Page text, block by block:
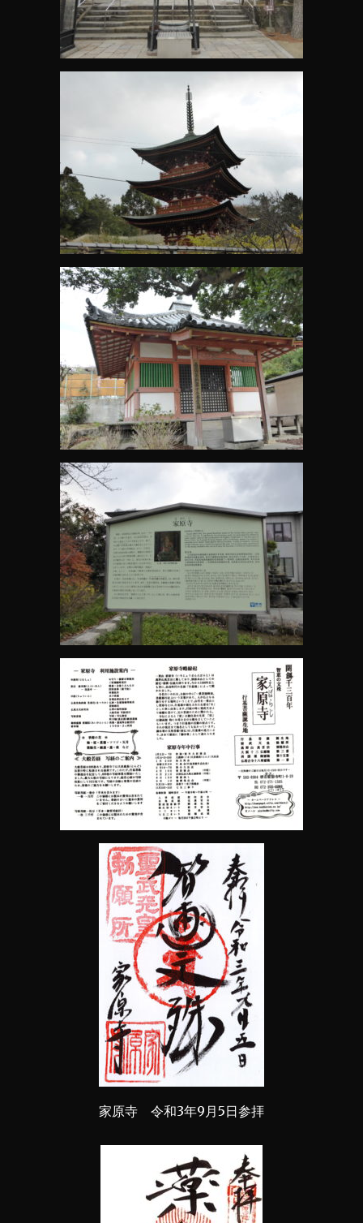
家原寺 令和3年9月5日参拝